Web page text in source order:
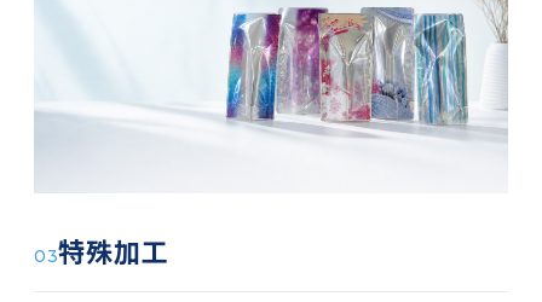
03特殊加工